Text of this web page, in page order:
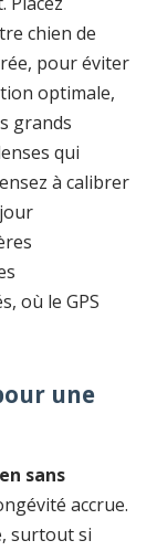
chien de
pour éviter
optimale,
grands
qui
à calibrer
où le GPS
une
sans
accrue.
surtout si